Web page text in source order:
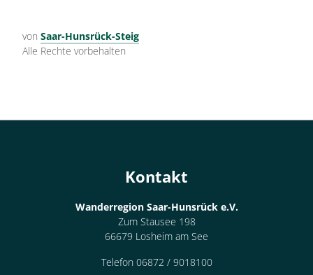
von Saar-Hunsrück-Steig
Alle Rechte vorbehalten
Kontakt
Wanderregion Saar-Hunsrück e.V.
Zum Stausee 198
66679 Losheim am See
Telefon 06872 / 9018100